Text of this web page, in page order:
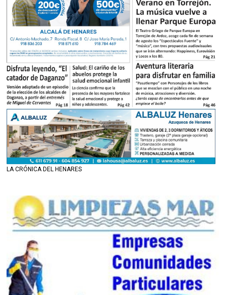
LA CRÓNICA DEL HENARES